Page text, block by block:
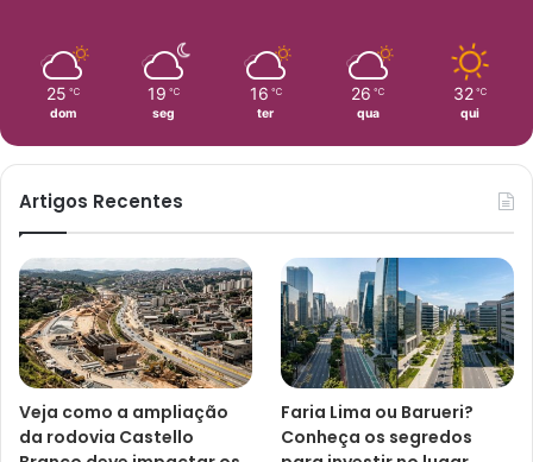
25 ℃
dom
19 ℃
seg
16 ℃
ter
26 ℃
qua
32 ℃
qui
Artigos Recentes
Veja como a ampliação
da rodovia Castello
Faria Lima ou Barueri?
Conheça os segredos